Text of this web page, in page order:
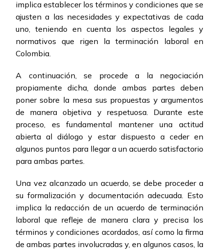
implica establecer los términos y condiciones que se
ajusten a las necesidades y expectativas de cada
uno, teniendo en cuenta los aspectos legales y
normativos que rigen la terminación laboral en
Colombia.
A continuación, se procede a la negociación
propiamente dicha, donde ambas partes deben
poner sobre la mesa sus propuestas y argumentos
de manera objetiva y respetuosa. Durante este
proceso, es fundamental mantener una actitud
abierta al diálogo y estar dispuesto a ceder en
algunos puntos para llegar a un acuerdo satisfactorio
para ambas partes.
Una vez alcanzado un acuerdo, se debe proceder a
su formalización y documentación adecuada. Esto
implica la redacción de un acuerdo de terminación
laboral que refleje de manera clara y precisa los
términos y condiciones acordados, así como la firma
de ambas partes involucradas y, en algunos casos, la